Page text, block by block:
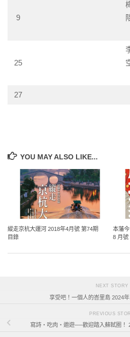
9
25
27
YOU MAY ALSO LIKE...
縱走京杭大運河 2018年4月號 第74期
目錄
本藩
8 月號
NEXT STORY
享受吧！一個人的峇里島 2024
PREVIOUS
寫詩‧吃肉‧遨遊──歡迎踏入蘇軾圈！